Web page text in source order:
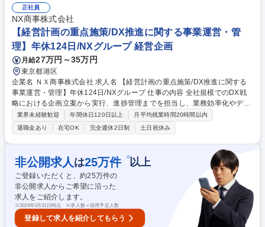
より、いかに積荷に最適な車両をつくりあげて いくかが重要です。【顧客
数】100～150社(常時稼働は10～20社ほど) 【研修制度】ご入社後2ヶ月
程度、製品知識等の研修を行った上で現場で のOJTに進みますので異業界
からの転職でもご活躍いただけます。 募集職種 【札幌市】法人営業 ◆苗
穂駅徒歩2分/第二新卒歓迎/年間休日122日
正社員
NX商事株式会社
【経営計画の重点施策/DX推進に関する事業運営・管
理】年休124日/NXグループ 経営企画
月給27万円～35万円
東京都港区
企業名 ＮＸ商事株式会社 求人名 【経営計画の重点施策/DX推進に関する
事業運営・管理】年休124日/NXグループ 仕事の内容 全社規模でのDX戦
略における企画立案から実行、進捗管理までを担当し、業務効率化やデジ
タル営業提案拡大を牽引していただきます。 入社される方には、業務効率
化、デジタル営業提案拡大を牽引していただきます。全社規模でのDX戦
略において、その企画立案から実行、進捗管理までを担当、DX戦略実現
に貢献する重要なポジションです。■業務内容変更の範囲：当社業務全般
に変更の可能性があります。 募集職種 【経営計画の重点施策/DX推進に関
する事業運営・管理】年休124日/NXグループ
業界未経験歓迎 年間休日120日以上
月平均残業時間20時間以内
退職金あり
在宅OK 完全週休2日制 土日祝休み
非公開求人 は25万件 ※以上
ご登録いただくと、約25万件の
非公開求人からご希望に沿った
求人をご紹介します。
※2026年3月31日時点 ※求人数＝採用予定人数
登録して求人を紹介してもらう